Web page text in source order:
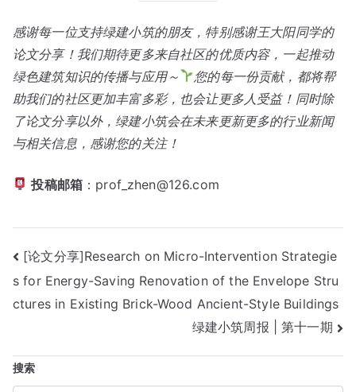
感谢每一位支持绿建小筑的朋友，特别感谢王大阳同学的
论文分享！我们期待更多来自社区的优质内容，一起推动
绿色建筑知识的传播与应用～
您的每一份贡献，都将帮
助我们的社区更加丰富多彩，也会让更多人受益！同时除
了论文分享以外，绿建小筑会在未来更新更多的行业新闻
与相关信息，感谢您的关注！
投稿邮箱 ：prof_zhen@126.com
文
章
航
[论文分享]Research on Micro-Intervention Strategie
s for Energy-Saving Renovation of the Envelope Stru
ctures in Existing Brick-Wood Ancient-Style Buildings
绿建小筑周报 | 第十一期
搜索